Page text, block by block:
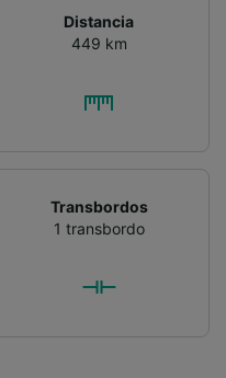
Distancia
449 km
Transbordos
1 transbordo